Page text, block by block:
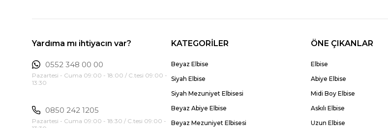
Yardıma mı ihtiyacın var?
0552 348 00 00
Pazartesi - Cuma 09:00 - 18:00 / C.tesi 09:00 -
13:30
0850 242 1205
Pazartesi - Cuma 09:00 - 18:30 / C.tesi 09:00 -
KATEGORİLER
Beyaz Elbise
Siyah Elbise
Siyah Mezuniyet Elbisesi
Beyaz Abiye Elbise
Beyaz Mezuniyet Elbisesi
ÖNE ÇIKANLAR
Elbise
Abiye Elbise
Midi Boy Elbise
Askılı Elbise
Uzun Elbise